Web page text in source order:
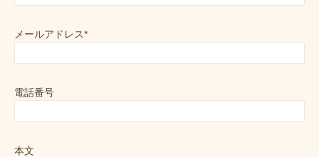
メールアドレス*
電話番号
本文